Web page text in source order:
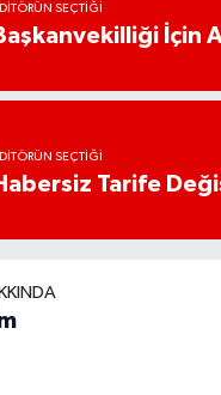
SEÇTIĞI
İçin
SEÇTIĞI
Tarife